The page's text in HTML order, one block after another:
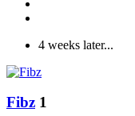
4 weeks later...
Fibz 1